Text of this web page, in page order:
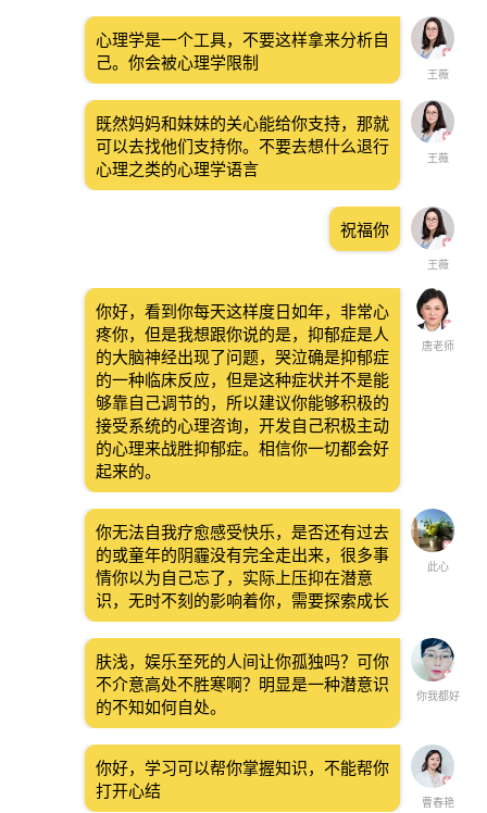
王薇
心理学是一个工具，不要这样拿来分析自
己。你会被心理学限制
王薇
既然妈妈和妹妹的关心能给你支持，那就
可以去找他们支持你。不要去想什么退行
心理之类的心理学语言
王薇
祝福你
唐老师
你好，看到你每天这样度日如年，非常心
疼你，但是我想跟你说的是，抑郁症是人
的大脑神经出现了问题，哭泣确是抑郁症
的一种临床反应，但是这种症状并不是能
够靠自己调节的，所以建议你能够积极的
接受系统的心理咨询，开发自己积极主动
的心理来战胜抑郁症。相信你一切都会好
起来的。
此心
你无法自我疗愈感受快乐，是否还有过去
的或童年的阴霾没有完全走出来，很多事
情你以为自己忘了，实际上压抑在潜意
识，无时不刻的影响着你，需要探索成长
你我都好
肤浅，娱乐至死的人间让你孤独吗？可你
不介意高处不胜寒啊？明显是一种潜意识
的不知如何自处。
曹春艳
你好，学习可以帮你掌握知识，不能帮你
打开心结